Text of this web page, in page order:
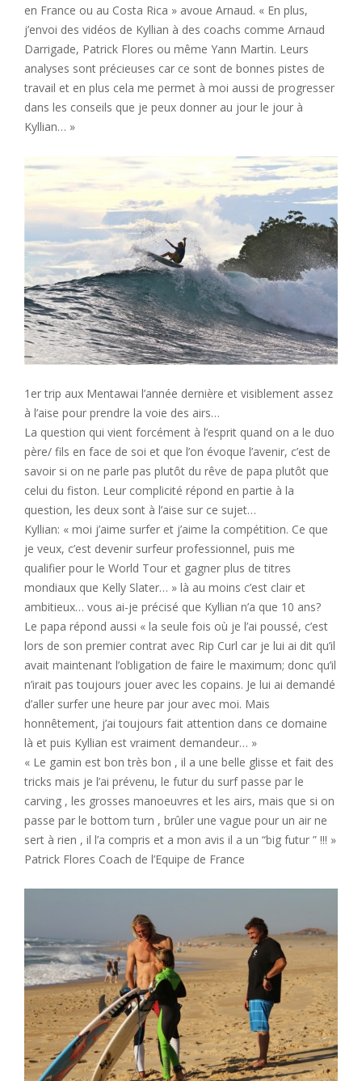
en France ou au Costa Rica » avoue Arnaud. « En plus,
j’envoi des vidéos de Kyllian à des coachs comme Arnaud
Darrigade, Patrick Flores ou même Yann Martin. Leurs
analyses sont précieuses car ce sont de bonnes pistes de
travail et en plus cela me permet à moi aussi de progresser
dans les conseils que je peux donner au jour le jour à
Kyllian… »
1er trip aux Mentawai l’année dernière et visiblement assez
à l’aise pour prendre la voie des airs…
La question qui vient forcément à l’esprit quand on a le duo
père/ fils en face de soi et que l’on évoque l’avenir, c’est de
savoir si on ne parle pas plutôt du rêve de papa plutôt que
celui du fiston. Leur complicité répond en partie à la
question, les deux sont à l’aise sur ce sujet…
Kyllian: « moi j’aime surfer et j’aime la compétition. Ce que
je veux, c’est devenir surfeur professionnel, puis me
qualifier pour le World Tour et gagner plus de titres
mondiaux que Kelly Slater… » là au moins c’est clair et
ambitieux… vous ai-je précisé que Kyllian n’a que 10 ans?
Le papa répond aussi « la seule fois où je l’ai poussé, c’est
lors de son premier contrat avec Rip Curl car je lui ai dit qu’il
avait maintenant l’obligation de faire le maximum; donc qu’il
n’irait pas toujours jouer avec les copains. Je lui ai demandé
d’aller surfer une heure par jour avec moi. Mais
honnêtement, j’ai toujours fait attention dans ce domaine
là et puis Kyllian est vraiment demandeur… »
« Le gamin est bon très bon , il a une belle glisse et fait des
tricks mais je l’ai prévenu, le futur du surf passe par le
carving , les grosses manoeuvres et les airs, mais que si on
passe par le bottom turn , brûler une vague pour un air ne
sert à rien , il l’a compris et a mon avis il a un “big futur ” !!! »
Patrick Flores Coach de l’Equipe de France